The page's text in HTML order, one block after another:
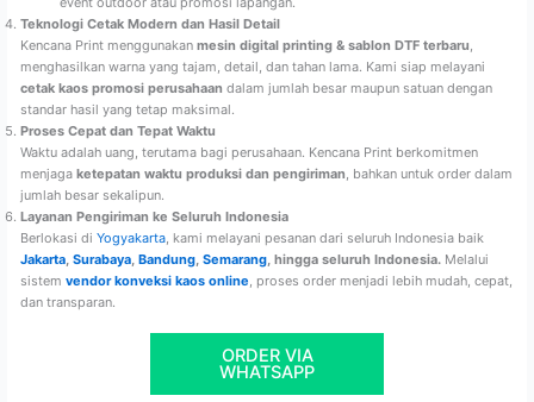
Teknologi Cetak Modern dan Hasil Detail
Kencana Print menggunakan mesin digital printing & sablon DTF terbaru,
menghasilkan warna yang tajam, detail, dan tahan lama. Kami siap melayani
cetak kaos promosi perusahaan dalam jumlah besar maupun satuan dengan
standar hasil yang tetap maksimal.
Proses Cepat dan Tepat Waktu
Waktu adalah uang, terutama bagi perusahaan. Kencana Print berkomitmen
menjaga ketepatan waktu produksi dan pengiriman, bahkan untuk order dalam
jumlah besar sekalipun.
Layanan Pengiriman ke Seluruh Indonesia
Berlokasi di Yogyakarta, kami melayani pesanan dari seluruh Indonesia baik
Jakarta, Surabaya, Bandung, Semarang, hingga seluruh Indonesia.Melalui
sistem vendor konveksi kaos online, proses order menjadi lebih mudah, cepat,
dan transparan.
ORDER VIA
WHATSAPP